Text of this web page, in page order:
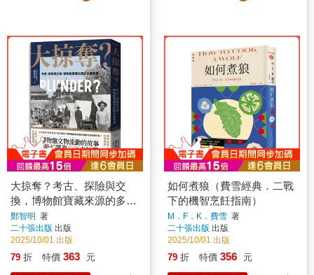
大掠奪？考古、探險與交
換，博物館寶藏來源的多重
敘事
鄭智明 著
二十張出版 出版
2025/10/01 出版
79 折 特價 363 元
如何煮狼（費雪經典．二戰
下的機智烹飪指南）
M．F．K．費雪 著
二十張出版 出版
2025/10/01 出版
79 折 特價 356 元